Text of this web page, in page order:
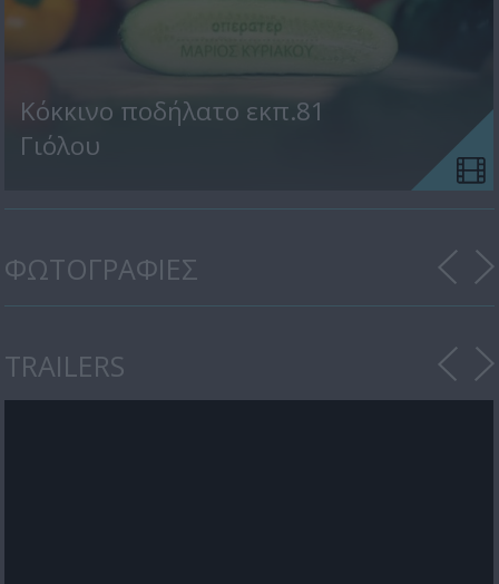
Κόκκινο ποδήλατο εκπ.81
Γιόλου
ΦΩΤΟΓΡΑΦΙΕΣ
TRAILERS